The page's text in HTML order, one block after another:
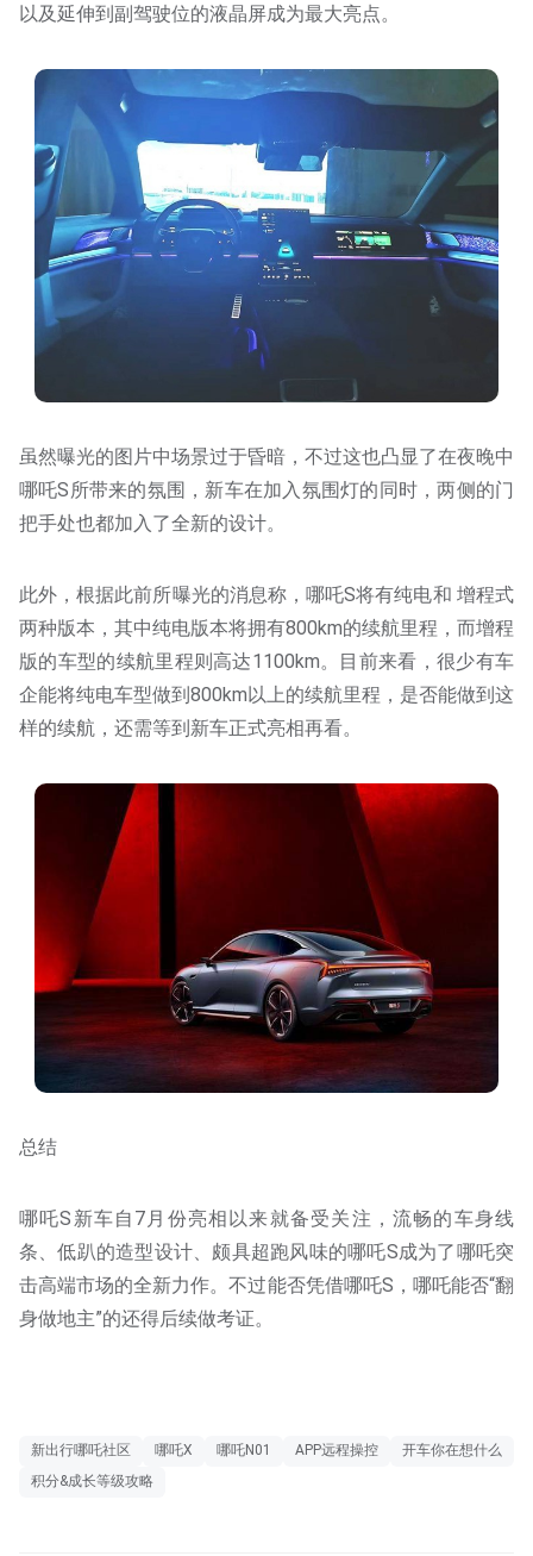
以及延伸到副驾驶位的液晶屏成为最大亮点。
虽然曝光的图片中场景过于昏暗，不过这也凸显了在夜晚中
哪吒S所带来的氛围，新车在加入氛围灯的同时，两侧的门
把手处也都加入了全新的设计。
此外，根据此前所曝光的消息称，哪吒S将有纯电和 增程式
两种版本，其中纯电版本将拥有800km的续航里程，而增程
版的车型的续航里程则高达1100km。目前来看，很少有车
企能将纯电车型做到800km以上的续航里程，是否能做到这
样的续航，还需等到新车正式亮相再看。
总结
哪吒S新车自7月份亮相以来就备受关注，流畅的车身线
条、低趴的造型设计、颇具超跑风味的哪吒S成为了哪吒突
击高端市场的全新力作。不过能否凭借哪吒S，哪吒能否“翻
身做地主”的还得后续做考证。
新出行哪吒社区 哪吒X 哪吒N01 APP远程操控
开车你在想什么
积分&成长等级攻略